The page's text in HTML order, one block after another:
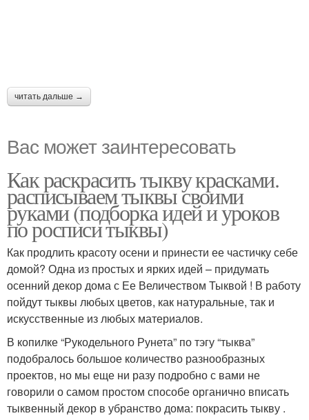
читать дальше →
Вас может заинтересовать
Как раскрасить тыкву красками.
расписываем тыквы своими
руками (подборка идей и уроков
по росписи тыквы)
Как продлить красоту осени и принести ее частичку себе
домой? Одна из простых и ярких идей – придумать
осенний декор дома с Ее Величеством Тыквой ! В работу
пойдут тыквы любых цветов, как натуральные, так и
искусственные из любых материалов.
В копилке “Рукодельного Рунета” по тэгу “тыква”
подобралось большое количество разнообразных
проектов, но мы еще ни разу подробно с вами не
говорили о самом простом способе органично вписать
тыквенный декор в убранство дома: покрасить тыкву .